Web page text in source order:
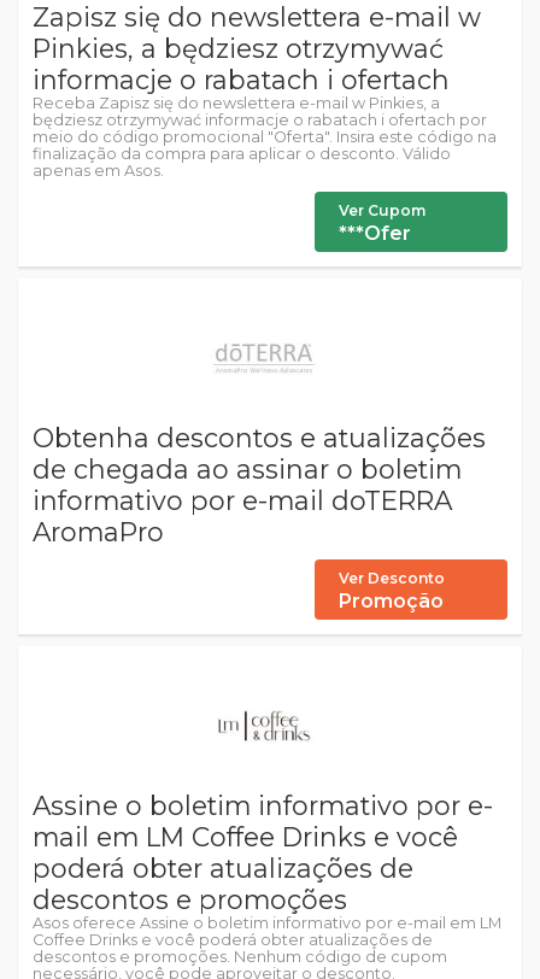
Zapisz się do newslettera e-mail w
Pinkies, a będziesz otrzymywać
informacje o rabatach i ofertach
Receba Zapisz się do newslettera e-mail w Pinkies, a
będziesz otrzymywać informacje o rabatach i ofertach por
meio do código promocional "Oferta". Insira este código na
finalização da compra para aplicar o desconto. Válido
apenas em Asos.
Ver Cupom
***Ofer
Obtenha descontos e atualizações
de chegada ao assinar o boletim
informativo por e-mail doTERRA
AromaPro
Ver Desconto
Promoção
Assine o boletim informativo por e-
mail em LM Coffee Drinks e você
poderá obter atualizações de
descontos e promoções
Asos oferece Assine o boletim informativo por e-mail em LM
Coffee Drinks e você poderá obter atualizações de
descontos e promoções. Nenhum código de cupom
necessário, você pode aproveitar o desconto.